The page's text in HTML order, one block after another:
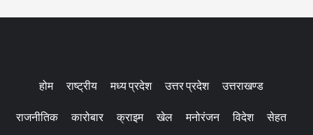
होम राष्ट्रीय मध्य प्रदेश उत्तर प्रदेश उत्तराखण्ड
राजनीतिक कारोबार क्राइम खेल मनोरंजन विदेश सेहत